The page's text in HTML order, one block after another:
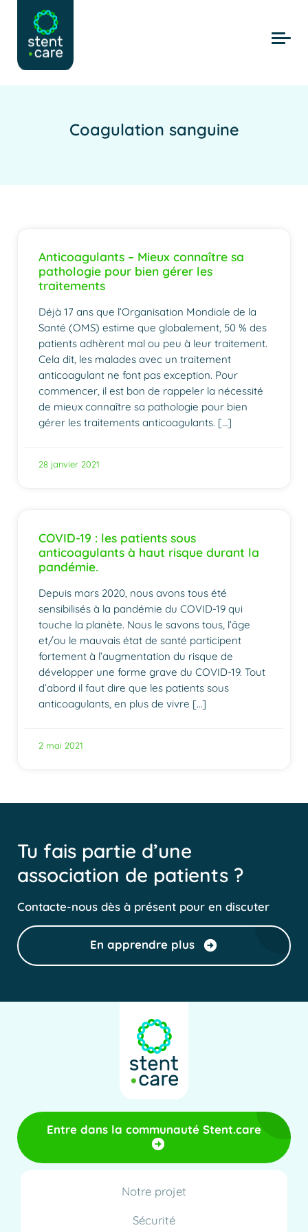
Skip to main content
Coagulation sanguine
Anticoagulants – Mieux connaître sa
pathologie pour bien gérer les
traitements
Déjà 17 ans que l’Organisation Mondiale de la
Santé (OMS) estime que globalement, 50 % des
patients adhèrent mal ou peu à leur traitement.
Cela dit, les malades avec un traitement
anticoagulant ne font pas exception. Pour
commencer, il est bon de rappeler la nécessité
de mieux connaître sa pathologie pour bien
gérer les traitements anticoagulants. […]
28 janvier 2021
COVID-19 : les patients sous
anticoagulants à haut risque durant la
pandémie.
Depuis mars 2020, nous avons tous été
sensibilisés à la pandémie du COVID-19 qui
touche la planète. Nous le savons tous, l’âge
et/ou le mauvais état de santé participent
fortement à l’augmentation du risque de
développer une forme grave du COVID-19. Tout
d’abord il faut dire que les patients sous
anticoagulants, en plus de vivre […]
2 mai 2021
Tu fais partie d’une
association de patients ?
Contacte-nous dès à présent pour en discuter
En apprendre plus
Entre dans la communauté Stent.care
Notre projet
Sécurité